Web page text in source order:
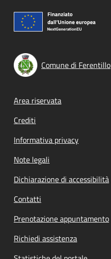
Comune di Ferentillo
Footer menu
Area riservata
Crediti
Informativa privacy
Note legali
Dichiarazione di accessibilità
Contatti
Prenotazione appuntamento
Richiedi assistenza